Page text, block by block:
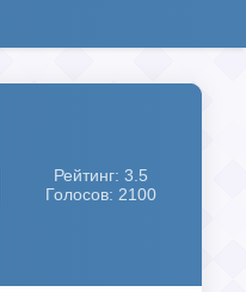
Рейтинг: 3.5
Голосов: 2100